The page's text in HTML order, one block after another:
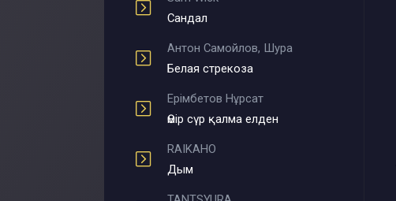
Сандал
Антон Самойлов, Шура
Белая стрекоза
Ерімбетов Нұрсат
Өмір сүр қалма елден
RAIKAHO
Дым